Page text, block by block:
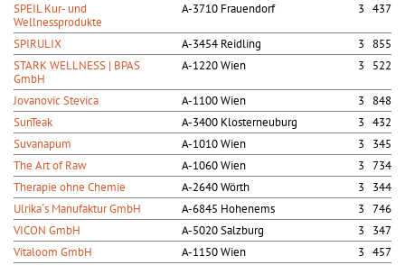
SPEIL Kur- und
Wellnessprodukte
A-3710 Frauendorf 3 437
SPIRULIX A-3454 Reidling
3 855
STARK WELLNESS | BPAS
GmbH
A-1220 Wien 3 522
Jovanovic Stevica A-1100 Wien
3 848
SunTeak
A-3400 Klosterneuburg
3 432
Suvanapum
A-1010 Wien
3 345
The Art of Raw
A-1060 Wien
3 734
Therapie ohne Chemie
A-2640 Wörth
3 344
Ulrika´s Manufaktur GmbH
A-6845 Hohenems
3 746
VICON GmbH
A-5020 Salzburg
3 347
Vitaloom GmbH
A-1150 Wien
3 457